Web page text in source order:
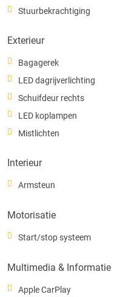
Stuurbekrachtiging
Exterieur
Bagagerek
LED dagrijverlichting
Schuifdeur rechts
LED koplampen
Mistlichten
Interieur
Armsteun
Motorisatie
Start/stop systeem
Multimedia & Informatie
Apple CarPlay